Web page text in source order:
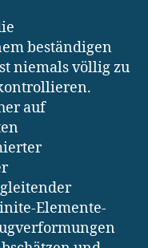
beständigen
niemals völlig zu
auf
Elemente-